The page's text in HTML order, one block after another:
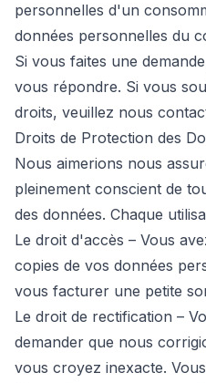
personnelles d'un
données personnelles du
Si vous faites une
vous répondre. Si vous
droits, veuillez nous
Droits de Protection des
Nous aimerions nous
pleinement conscient de
des données. Chaque
Le droit d'accès – Vous
copies de vos données
vous facturer une petite
Le droit de rectification –
demander que nous
vous croyez inexacte.